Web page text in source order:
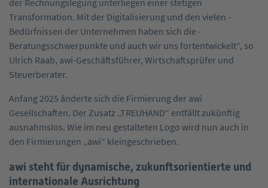
Transformation. Mit der Digitalisierung und den vielen ­
Bedürfnissen der Unternehmen haben sich die ­
Beratungsschwerpunkte und auch wir uns fortentwickelt“, so
Ulrich Raab, awi-Geschäftsführer, Wirtschaftsprüfer und
Steuerberater.
Anfang 2025 änderte sich die Firmierung der awi
Gesellschaften. Der Zusatz „TREUHAND“ entfällt zukünftig
ausnahmslos. Wie im neu gestalteten Logo wird nun auch in
den Firmierungen „awi“ kleingeschrieben.
awi steht für dynamische, ­zukunftsorientierte und
internationale ­Ausrichtung